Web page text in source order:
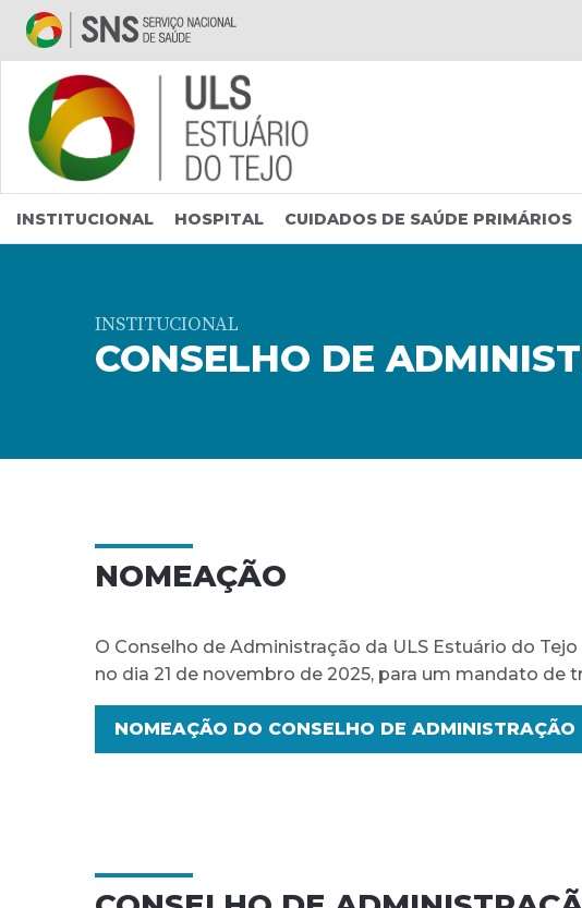
Saltar para conteúdo principal
INSTITUCIONAL HOSPITAL CUIDADOS DE SAÚDE PRIMÁRIOS
INSTITUCIONAL
CONSELHO DE
NOMEAÇÃO
O Conselho de Administração da ULS Estuário do
no dia 21 de novembro de 2025, para um mandato de
NOMEAÇÃO DO CONSELHO DE ADMINISTRAÇÃO